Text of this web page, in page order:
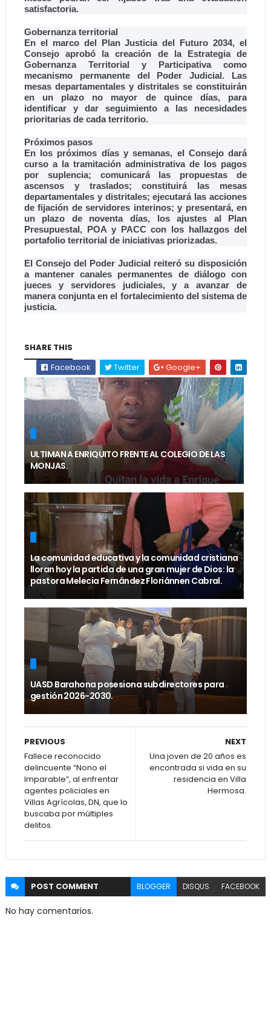
satisfactoria.
Gobernanza territorial
En el marco del Plan Justicia del Futuro 2034, el
Consejo aprobó la creación de la Estrategia de
Gobernanza Territorial y Participativa como
mecanismo permanente del Poder Judicial. Las
mesas departamentales y distritales se constituirán
en un plazo no mayor de quince días, para
identificar y dar seguimiento a las necesidades
prioritarias de cada territorio.
Próximos pasos
En los próximos días y semanas, el Consejo dará
curso a la tramitación administrativa de los pagos
por suplencia; comunicará las propuestas de
ascensos y traslados; constituirá las mesas
departamentales y distritales; ejecutará las acciones
de fijación de servidores interinos; y presentará, en
un plazo de noventa días, los ajustes al Plan
Presupuestal, POA y PACC con los hallazgos del
portafolio territorial de iniciativas priorizadas.
El Consejo del Poder Judicial reiteró su disposición
a mantener canales permanentes de diálogo con
jueces y servidores judiciales, y a avanzar de
manera conjunta en el fortalecimiento del sistema de
justicia.
SHARE THIS
Facebook
Twitter Google+
ULTIMAN A ENRIQUITO FRENTE AL COLEGIO DE LAS
MONJAS.
La comunidad educativa y la comunidad cristiana
lloran hoy la partida de una gran mujer de Dios: la
pastora Melecia Fernández Floriánnen Cabral.
UASD Barahona posesiona subdirectores para
gestión 2026-2030.
NEXT
Una joven de 20 años es
encontrada si vida en su
residencia en Villa
Hermosa.
PREVIOUS
Fallece reconocido
delincuente “Nono el
Imparable”, al enfrentar
agentes policiales en
Villas Agrícolas, DN, que lo
buscaba por múltiples
delitos.
POST COMMENT BLOGGER DISQUS FACEBOOK
No hay comentarios.